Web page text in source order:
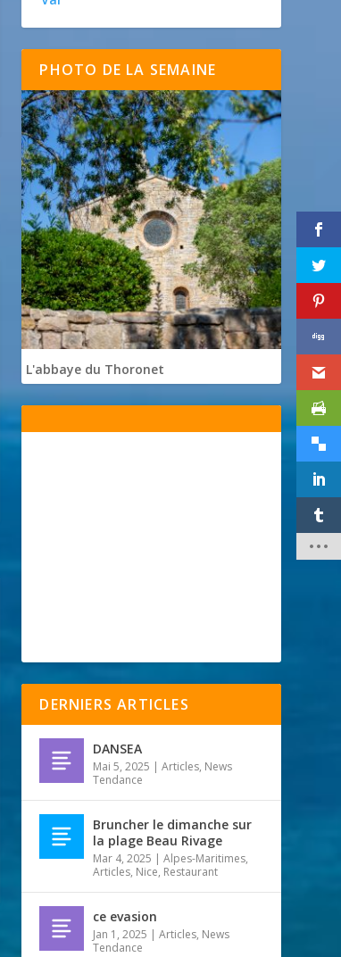
PHOTO DE LA SEMAINE
L'abbaye du Thoronet
DERNIERS ARTICLES
DANSEA
Mai 5, 2025 |Articles, News
Tendance
Bruncher le dimanche sur
la plage Beau Rivage
Mar 4, 2025 |Alpes-Maritimes,
Articles, Nice, Restaurant
ce evasion
Jan 1, 2025 |Articles, News
Tendance